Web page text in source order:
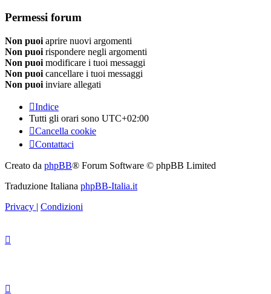
Permessi forum
Non puoi aprire nuovi argomenti
Non puoi rispondere negli argomenti
Non puoi modificare i tuoi messaggi
Non puoi cancellare i tuoi messaggi
Non puoi inviare allegati
Indice
Tutti gli orari sono UTC+02:00
Cancella cookie
Contattaci
Creato da phpBB® Forum Software © phpBB Limited
Traduzione Italiana phpBB-Italia.it
Privacy | Condizioni